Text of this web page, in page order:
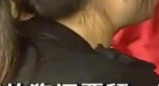
36岁男演员成景区NPC后人气
全民健身事业高质量发展
台当局重金为“台独”织“皇帝新